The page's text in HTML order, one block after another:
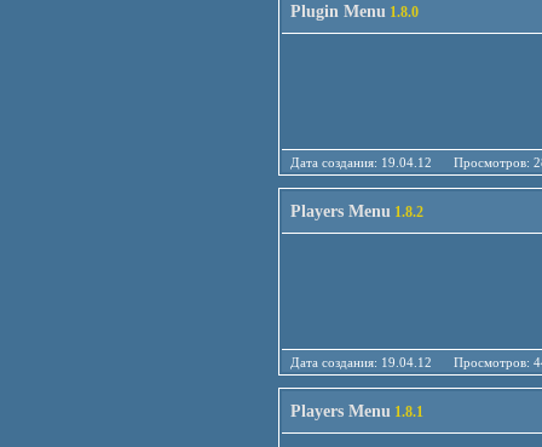
Plugin Menu 1.8.0
Дата создания: 19.04.12
Players Menu 1.8.2
Дата создания: 19.04.12
Players Menu 1.8.1